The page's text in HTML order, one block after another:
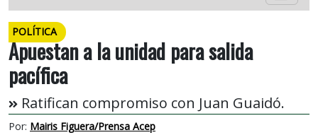
POLÍTICA
Apuestan a la unidad para salida
pacífica
Ratifican compromiso con Juan Guaidó.
Por: Mairis Figuera/Prensa Acep